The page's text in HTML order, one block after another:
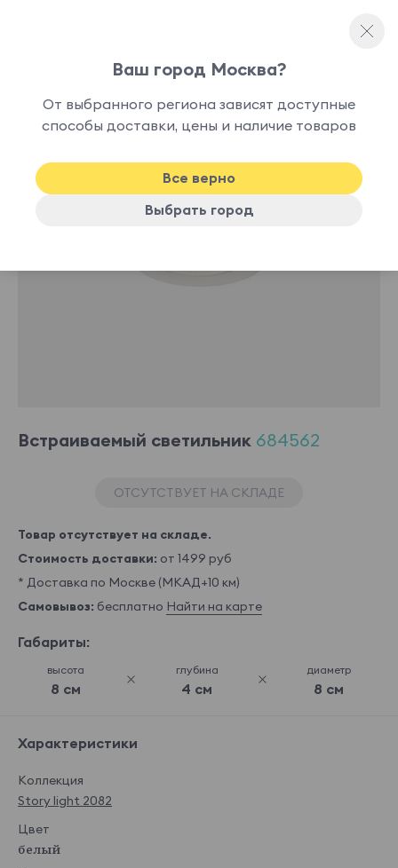
Споты и точечные светильники
наличии
Встраиваемый светильник 684562
ОТСУТСТВУЕТ НА СКЛАДЕ
Товар отсутствует на складе.
Стоимость доставки: от 1499 руб
* Доставка по Москве (МКАД+10 км)
Самовывоз: бесплатно Найти на карте
Габариты:
высота
8 см
глубина
4 см
диаметр
8 см
Характеристики
Коллекция
Story light 2082
Цвет
белый
Ваш город Москва?
От выбранного региона зависят доступные
способы доставки, цены и наличие товаров
Все верно
Выбрать город